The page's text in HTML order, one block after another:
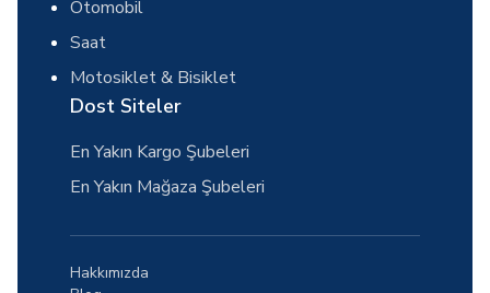
Otomobil
Saat
Motosiklet & Bisiklet
Dost Siteler
En Yakın Kargo Şubeleri
En Yakın Mağaza Şubeleri
Hakkımızda